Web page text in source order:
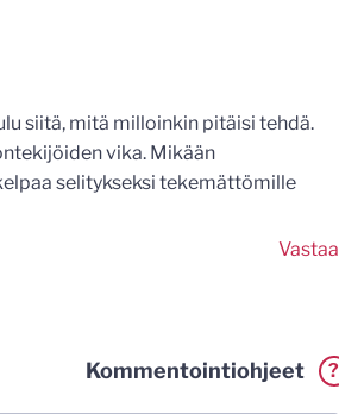
siitä, mitä milloinkin pitäisi tehdä.
vika. Mikään
selitykseksi tekemättömille
Vastaa
Kommentointiohjeet
?